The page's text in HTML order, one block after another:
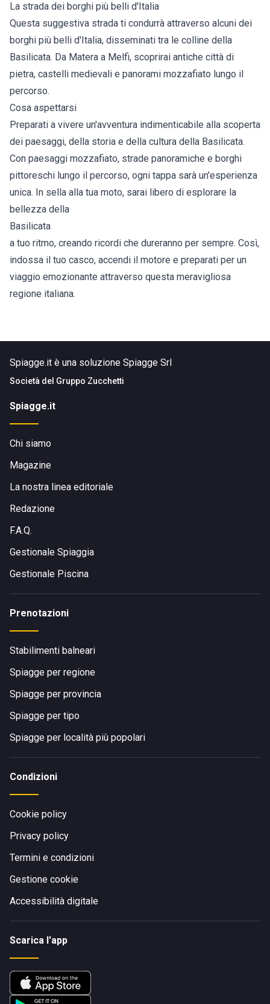
La strada dei borghi più belli d'Italia
Questa suggestiva strada ti condurrà attraverso alcuni dei
borghi più belli d'Italia, disseminati tra le colline della
Basilicata. Da Matera a Melfi, scoprirai antiche città di
pietra, castelli medievali e panorami mozzafiato lungo il
percorso.
Cosa aspettarsi
Preparati a vivere un'avventura indimenticabile alla scoperta
dei paesaggi, della storia e della cultura della Basilicata.
Con paesaggi mozzafiato, strade panoramiche e borghi
pittoreschi lungo il percorso, ogni tappa sarà un'esperienza
unica. In sella alla tua moto, sarai libero di esplorare la
bellezza della
Basilicata
a tuo ritmo, creando ricordi che dureranno per sempre. Così,
indossa il tuo casco, accendi il motore e preparati per un
viaggio emozionante attraverso questa meravigliosa
regione italiana.
Spiagge.it è una soluzione Spiagge Srl
Società del Gruppo Zucchetti
Spiagge.it
Chi siamo
Magazine
La nostra linea editoriale
Redazione
F.A.Q.
Gestionale Spiaggia
Gestionale Piscina
Prenotazioni
Stabilimenti balneari
Spiagge per regione
Spiagge per provincia
Spiagge per tipo
Spiagge per località più popolari
Condizioni
Cookie policy
Privacy policy
Termini e condizioni
Gestione cookie
Accessibilità digitale
Scarica l'app